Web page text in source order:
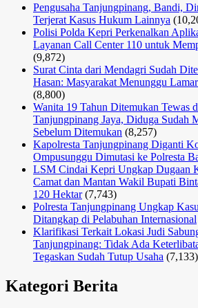
Pengusaha Tanjungpinang, Bandi,
Terjerat Kasus Hukum Lainnya
Polisi Polda Kepri Perkenalkan
Layanan Call Center 110 untuk
(9,872)
Surat Cinta dari Mendagri Sudah
Hasan: Masyarakat Menunggu
(8,800)
Wanita 19 Tahun Ditemukan Tewas
Tanjungpinang Jaya, Diduga Sudah
Sebelum Ditemukan (8,257)
Kapolresta Tanjungpinang Diganti
Ompusunggu Dimutasi ke Polresta
LSM Cindai Kepri Ungkap Dugaan
Camat dan Mantan Wakil Bupati
120 Hektar (7,743)
Polresta Tanjungpinang Ungkap
Ditangkap di Pelabuhan Internasional
Klarifikasi Terkait Lokasi Judi
Tanjungpinang: Tidak Ada
Tegaskan Sudah Tutup Usaha (7,133)
Kategori Berita